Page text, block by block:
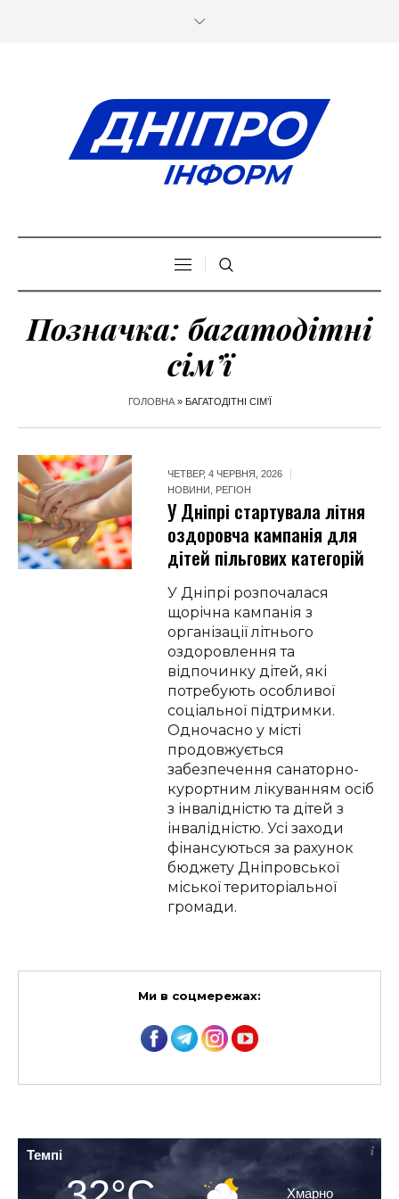
Позначка: багатодітні
сім’ї
ГОЛОВНА» БАГАТОДІТНІ СІМ’Ї
ЧЕТВЕР, 4 ЧЕРВНЯ, 2026
НОВИНИ
РЕГІОН
У Дніпрі стартувала літня
оздоровча кампанія для
дітей пільгових категорій
У Дніпрі розпочалася
щорічна кампанія з
організації літнього
оздоровлення та
відпочинку дітей, які
потребують особливої
соціальної підтримки.
Одночасно у місті
продовжується
забезпечення санаторно-
курортним лікуванням осіб
з інвалідністю та дітей з
інвалідністю. Усі заходи
фінансуються за рахунок
бюджету Дніпровської
міської територіальної
громади.
Ми в соцмережах:
Темпі
Хмарно